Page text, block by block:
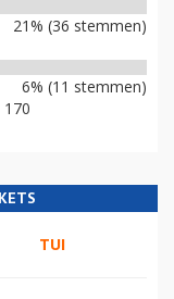
21% (36 stemmen)
6% (11 stemmen)
TUI